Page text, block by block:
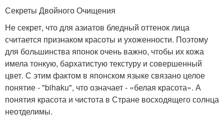
Секреты Двойного Очищения
Не секрет, что для азиатов бледный оттенок лица
считается признаком красоты и ухоженности. Поэтому
для большинства японок очень важно, чтобы их кожа
имела тонкую, бархатистую текстуру и совершенный
цвет. С этим фактом в японском языке связано целое
понятие - "bihaku", что означает - «белая красота». А
понятия красота и чистота в Стране восходящего солнца
неотделимы.